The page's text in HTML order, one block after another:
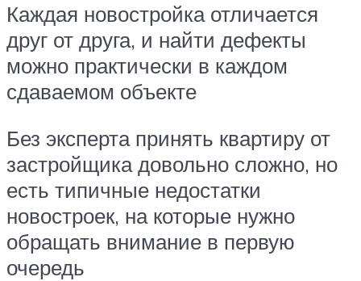
Каждая новостройка отличается
друг от друга, и найти дефекты
можно практически в каждом
сдаваемом объекте
Без эксперта принять квартиру от
застройщика довольно сложно, но
есть типичные недостатки
новостроек, на которые нужно
обращать внимание в первую
очередь